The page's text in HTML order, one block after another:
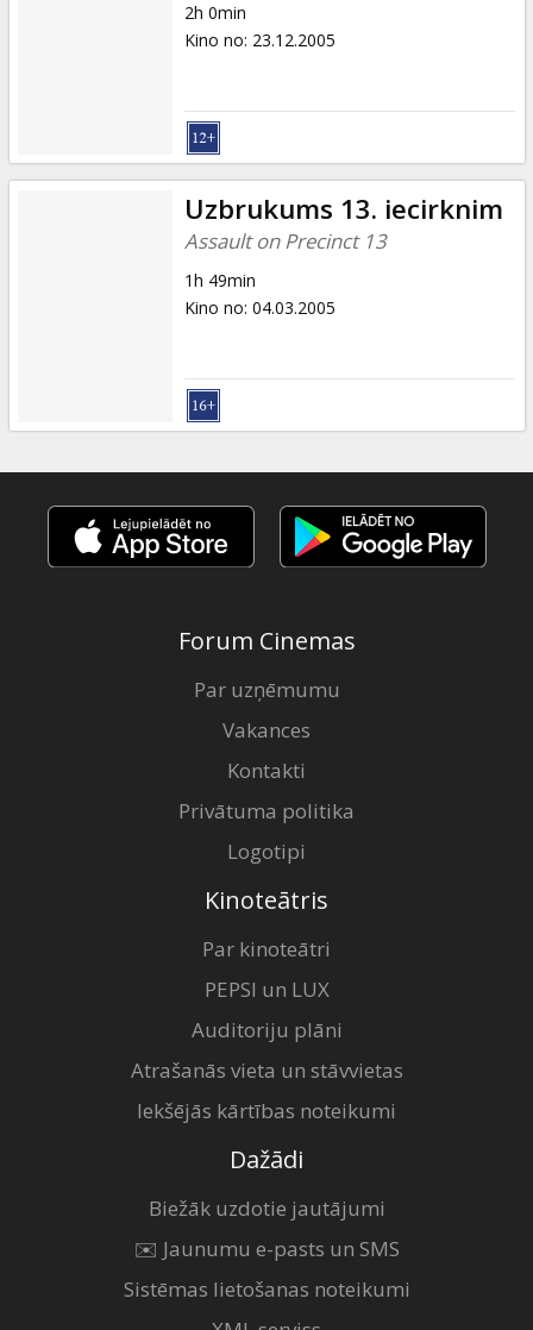
2h 0min
Kino no: 23.12.2005
Uzbrukums 13. iecirknim
Assault on Precinct 13
1h 49min
Kino no: 04.03.2005
Forum Cinemas
Par uzņēmumu
Vakances
Kontakti
Privātuma politika
Logotipi
Kinoteātris
Par kinoteātri
PEPSI un LUX
Auditoriju plāni
Atrašanās vieta un stāvvietas
Iekšējās kārtības noteikumi
Dažādi
Biežāk uzdotie jautājumi
✉️ Jaunumu e-pasts un SMS
Sistēmas lietošanas noteikumi